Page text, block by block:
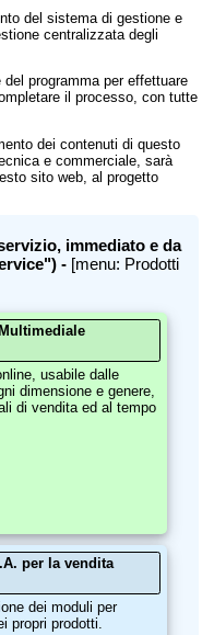
del sistema di gestione e
centralizzata degli
del programma per effettuare
il processo, con tutte
dei contenuti di questo
e commerciale, sarà
sito web, al progetto
immediato e da
- [menu: Prodotti
usabile dalle
dimensione e genere,
di vendita ed al tempo
per la vendita
dei moduli per
propri prodotti.